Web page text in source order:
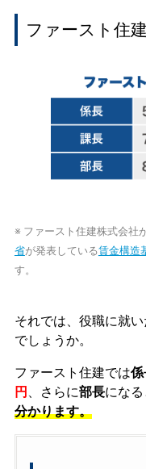
ファースト住
※ ファースト住建株式会社
省が発表している賃金構造
す。
それでは、役職に就
でしょうか。
ファースト住建では
円
、さらに部長になる
分かります。